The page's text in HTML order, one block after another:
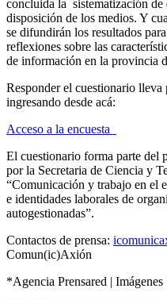
concluida la sistematización
disposición de los medios. Y
se difundirán los resultados
reflexiones sobre las
de información en la provincia
Responder el cuestionario
ingresando desde acá:
Acceso a la encuesta
El cuestionario forma parte del
por la Secretaria de Ciencia y
“Comunicación y trabajo en el
e identidades laborales de
autogestionadas”.
Contactos de prensa:
Comun(ic)Axión
*Agencia Prensared |